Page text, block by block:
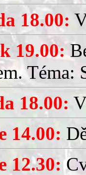
18.00:
19.00:
Téma:
18.00:
14.00:
12.30: